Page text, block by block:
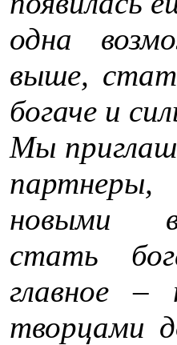
одна
выше,
богаче и
Мы
новыми
стать
главное –
творцами